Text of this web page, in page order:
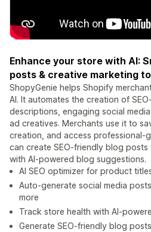
Enhance your store with AI:
posts & creative marketing
ShopyGenie helps Shopify
AI. It automates the creation of
descriptions, engaging social
ad creatives. Merchants use it to
creation, and access professional-
can create SEO-friendly blog
with AI-powered blog suggestions.
AI SEO optimizer for product
Auto-generate social media
more
Track store health with AI-
Generate SEO-friendly blog